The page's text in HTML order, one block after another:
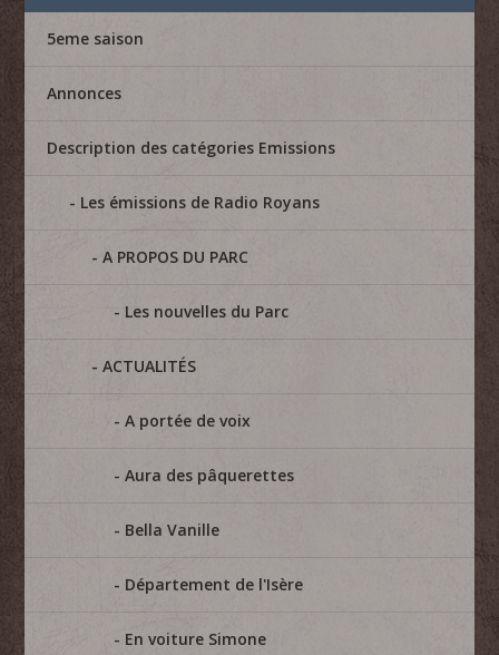
5eme saison
Annonces
Description des catégories Emissions
Les émissions de Radio Royans
A PROPOS DU PARC
Les nouvelles du Parc
ACTUALITÉS
A portée de voix
Aura des pâquerettes
Bella Vanille
Département de l'Isère
En voiture Simone